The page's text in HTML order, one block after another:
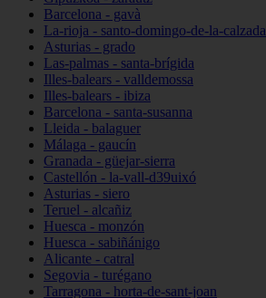
Barcelona - gavà
La-rioja - santo-domingo-de-la-calzada
Asturias - grado
Las-palmas - santa-brígida
Illes-balears - valldemossa
Illes-balears - ibiza
Barcelona - santa-susanna
Lleida - balaguer
Málaga - gaucín
Granada - güejar-sierra
Castellón - la-vall-d39uixó
Asturias - siero
Teruel - alcañiz
Huesca - monzón
Huesca - sabiñánigo
Alicante - catral
Segovia - turégano
Tarragona - horta-de-sant-joan